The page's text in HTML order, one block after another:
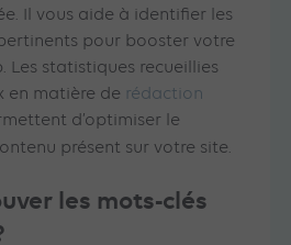
Il vous aide à identifier les
pour booster votre
Les statistiques recueillies
en matière de rédaction
d’optimiser le
présent sur votre site.
les mots-clés